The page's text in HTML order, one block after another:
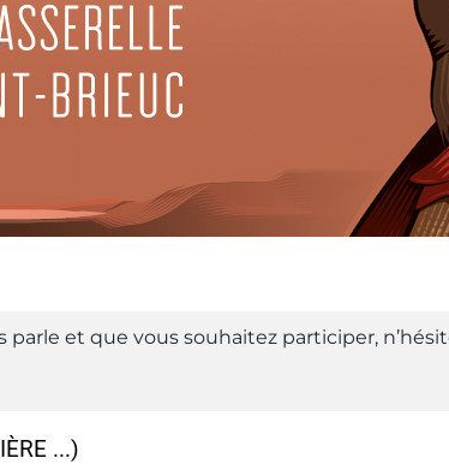
et que vous souhaitez participer,
...)